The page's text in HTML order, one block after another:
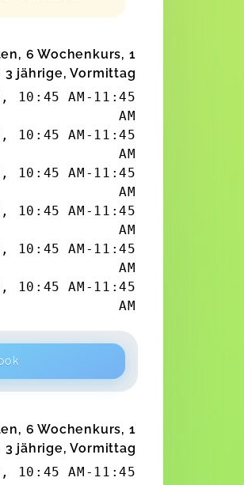
6 Wochenkurs, 1
3 jährige, Vormittag
, 10:45 AM - 11:45
AM
, 10:45 AM - 11:45
AM
, 10:45 AM - 11:45
AM
, 10:45 AM - 11:45
AM
, 10:45 AM - 11:45
AM
, 10:45 AM - 11:45
AM
6 Wochenkurs, 1
3 jährige, Vormittag
, 10:45 AM - 11:45